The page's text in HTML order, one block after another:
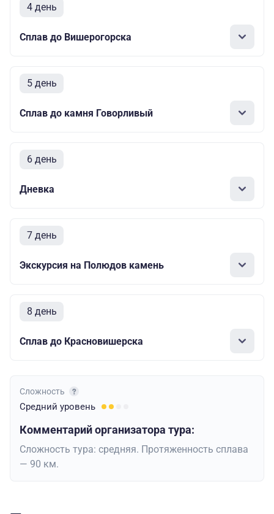
4 день
Сплав до Вишерогорска
5 день
Сплав до камня Говорливый
6 день
Дневка
7 день
Экскурсия на Полюдов камень
8 день
Сплав до Красновишерска
Сложность
Средний уровень
Комментарий организатора тура:
Сложность тура: средняя. Протяженность сплава
— 90 км.